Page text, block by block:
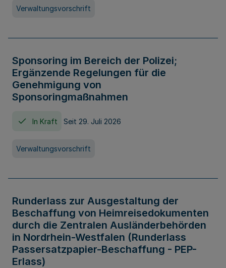
Verwaltungsvorschrift
Sponsoring im Bereich der Polizei;
Ergänzende Regelungen für die
Genehmigung von
Sponsoringmaßnahmen
In Kraft Seit 29. Juli 2026
Verwaltungsvorschrift
Runderlass zur Ausgestaltung der
Beschaffung von Heimreisedokumenten
durch die Zentralen Ausländerbehörden
in Nordrhein-Westfalen (Runderlass
Passersatzpapier-Beschaffung - PEP-
Erlass)